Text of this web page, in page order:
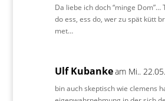
Da liebe ich doch “minge Dom”…
do ess, ess do, wer zu spät kütt
met…
Ulf Kubankeam Mi..
bin auch skeptisch wie clemens